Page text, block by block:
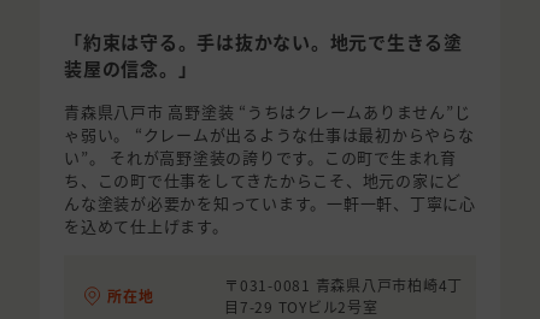
「約束は守る。手は抜かない。地元で生きる塗
装屋の信念。」
青森県八戸市 高野塗装 “うちはクレームありません”じ
ゃ弱い。 “クレームが出るような仕事は最初からやらな
い”。 それが高野塗装の誇りです。この町で生まれ育
ち、この町で仕事をしてきたからこそ、地元の家にど
んな塗装が必要かを知っています。一軒一軒、丁寧に心
を込めて仕上げます。
所在地
〒031-0081 青森県八戸市柏崎4丁
目7-29 TOYビル2号室